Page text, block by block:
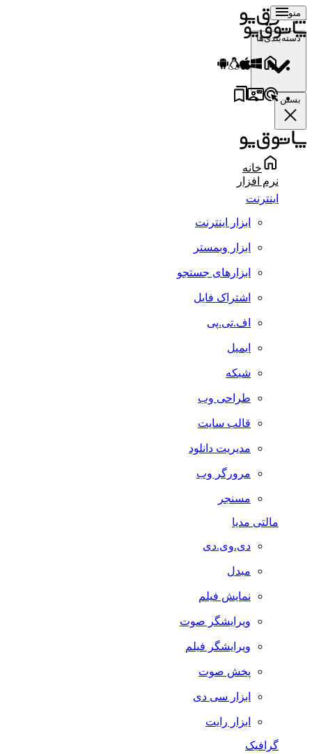
منو
دسته‌بندی‌ها
بستن
خانه
نرم افزار
اینترنت
ابزار اینترنت
ابزار وبمستر
ابزارهای جستجو
اشتراک فایل
اف.تی.پی
ایمیل
شبکه
طراحی وب
قالب سایت
مدیریت دانلود
مرورگر وب
مسنجر
مالتی مدیا
دی.وی.دی
مبدل
نمایش فیلم
ویرایشگر صوت
ویرایشگر فیلم
پخش صوت
ابزار سی دی
ابزار رایت
گرافیک